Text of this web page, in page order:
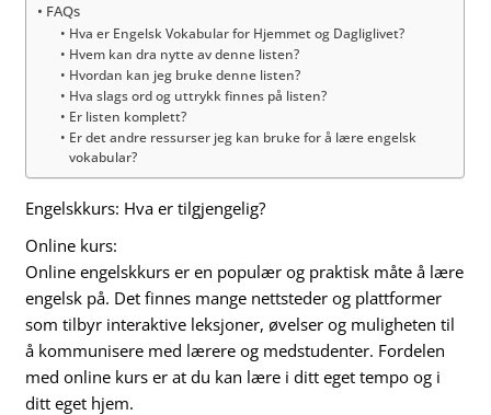
FAQs
Hva er Engelsk Vokabular for Hjemmet og Dagliglivet?
Hvem kan dra nytte av denne listen?
Hvordan kan jeg bruke denne listen?
Hva slags ord og uttrykk finnes på listen?
Er listen komplett?
Er det andre ressurser jeg kan bruke for å lære engelsk
vokabular?
Engelskkurs: Hva er tilgjengelig?
Online kurs:
Online engelskkurs er en populær og praktisk måte å lære
engelsk på. Det finnes mange nettsteder og plattformer
som tilbyr interaktive leksjoner, øvelser og muligheten til
å kommunisere med lærere og medstudenter. Fordelen
med online kurs er at du kan lære i ditt eget tempo og i
ditt eget hjem.